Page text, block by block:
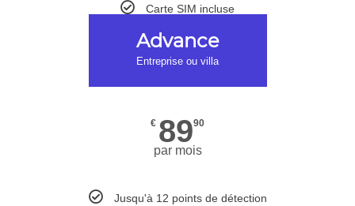
Carte SIM incluse
Advance
Entreprise ou villa
€ 8990
par mois
Jusqu'à 12 points de détection